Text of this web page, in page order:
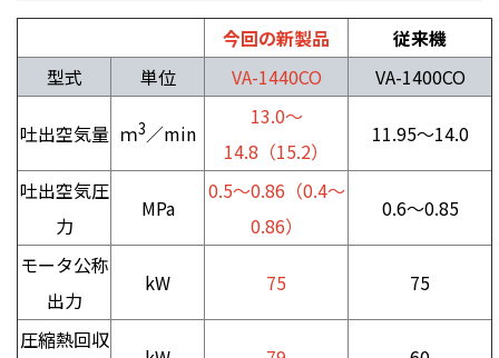
今回の新製品
従来機
型式
単位 VA-1440CO VA-1400CO
吐出空気量 ｍ3／min
13.0～
14.8（15.2）
11.95～14.0
吐出空気圧
力
MPa
0.5～0.86（0.4～
0.86）
0.6～0.85
モータ公称
出力
kW 75 75
圧縮熱回収